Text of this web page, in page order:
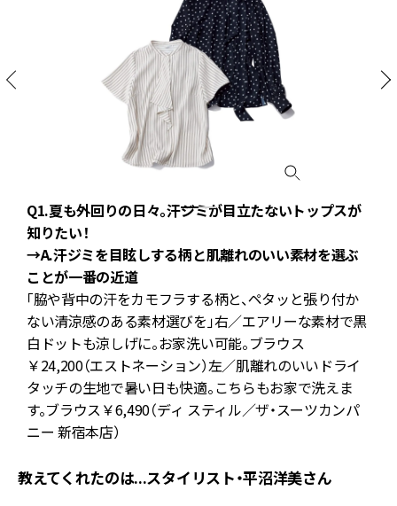
Q1.夏も外回りの日々。汗ジミが目立たないトップスが
知りたい！
→A.汗ジミを目眩しする柄と肌離れのいい素材を選ぶ
ことが一番の近道
「脇や背中の汗をカモフラする柄と、ペタッと張り付か
ない清涼感のある素材選びを」右／エアリーな素材で黒
白ドットも涼しげに。お家洗い可能。ブラウス
￥24,200（エストネーション）左／肌離れのいいドライ
タッチの生地で暑い日も快適。こちらもお家で洗えま
す。ブラウス￥6,490（ディ スティル／ザ・スーツカンパ
ニー 新宿本店）
教えてくれたのは...スタイリスト・平沼洋美さん